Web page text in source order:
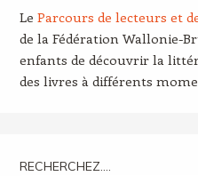
Le Parcours de lecteurs et
de la Fédération Wallonie-
enfants de découvrir la
des livres à différents
RECHERCHEZ….